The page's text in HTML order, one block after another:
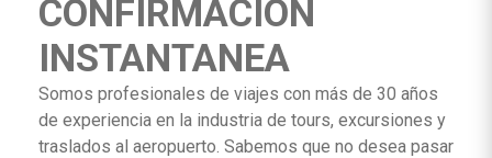
CONFIRMACIÓN
INSTANTANEA
Somos profesionales de viajes con más de 30 años
de experiencia en la industria de tours, excursiones y
traslados al aeropuerto. Sabemos que no desea pasar